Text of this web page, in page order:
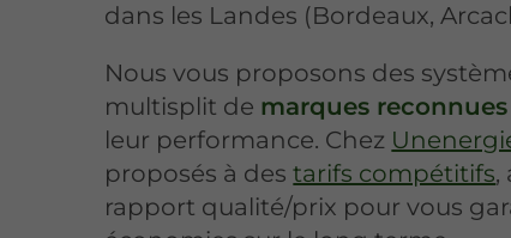
dans les Landes (Bordeaux,
Nous vous proposons des
multisplit de marques
leur performance. Chez
proposés à destarifs compétitifs,
rapport qualité/prix pour vous